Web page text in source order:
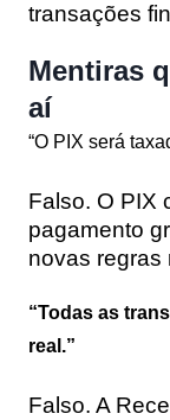
transações
Mentiras
aí
“O PIX será
Falso. O PIX
pagamento
novas regras
“Todas as
real.”
Falso. A